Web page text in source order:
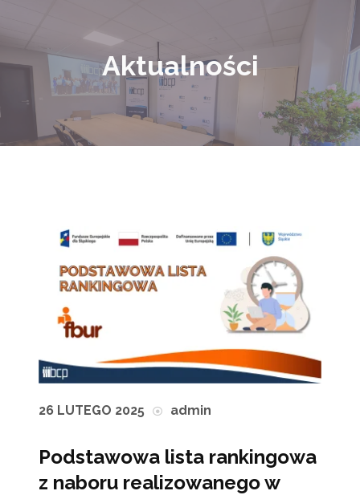
Aktualności
26 LUTEGO 2025 admin
Podstawowa lista rankingowa
z naboru realizowanego w